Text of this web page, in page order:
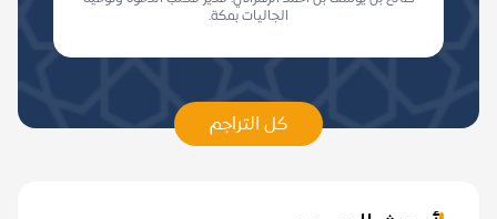
الجاليات بمكة.
كل التراجم